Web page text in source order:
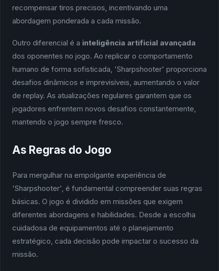
recompensar tiros precisos, incentivando uma
abordagem ponderada a cada missão.
Outro diferencial é a inteligência artificial avançada
dos oponentes no jogo. Ao replicar o comportamento
humano de forma sofisticada, 'Sharpshooter' proporciona
desafios dinâmicos e imprevisíveis, aumentando o valor
de replay. As atualizações regulares garantem que os
jogadores enfrentem novos desafios constantemente,
mantendo o jogo sempre fresco.
As Regras do Jogo
Para mergulhar na empolgante experiência de
'Sharpshooter', é fundamental compreender suas regras
básicas. O jogo é dividido em missões que exigem
diferentes abordagens e habilidades. Desde a escolha
cuidadosa de equipamentos até o planejamento
estratégico, cada decisão pode impactar o sucesso da
missão.